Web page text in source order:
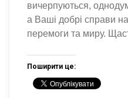
вичерпуються,
а Ваші добрі справи
перемоги та миру.
Поширити це: